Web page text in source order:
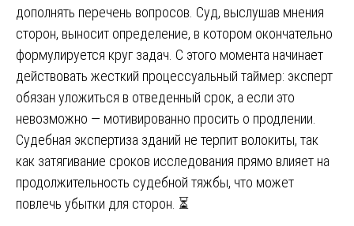
дополнять перечень вопросов. Суд, выслушав мнения
сторон, выносит определение, в котором окончательно
формулируется круг задач. С этого момента начинает
действовать жесткий процессуальный таймер: эксперт
обязан уложиться в отведенный срок, а если это
невозможно — мотивированно просить о продлении.
Судебная экспертиза зданий не терпит волокиты, так
как затягивание сроков исследования прямо влияет на
продолжительность судебной тяжбы, что может
повлечь убытки для сторон. ⏳